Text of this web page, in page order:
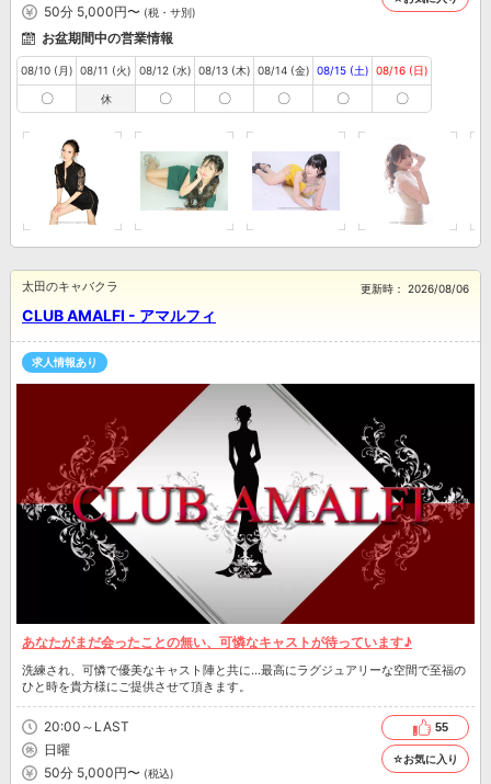
50分 5,000円〜 (税・サ別)
お盆期間中の営業情報
08/10 (月)
〇
08/11 (火)
休
08/12 (水)
〇
08/13 (木)
〇
08/14 (金)
〇
08/15 (土)
〇
08/16 (日)
〇
CLUB AMALFI - アマルフィ
太田のキャバクラ 更新時： 2026/08/06
求人情報あり
あなたがまだ会ったことの無い、可憐なキャストが待っています♪
洗練され、可憐で優美なキャスト陣と共に…最高にラグジュアリーな空間で至福の
ひと時を貴方様にご提供させて頂きます。
20:00～LAST
日曜
50分 5,000円〜 (税込)
55
☆お気に入り